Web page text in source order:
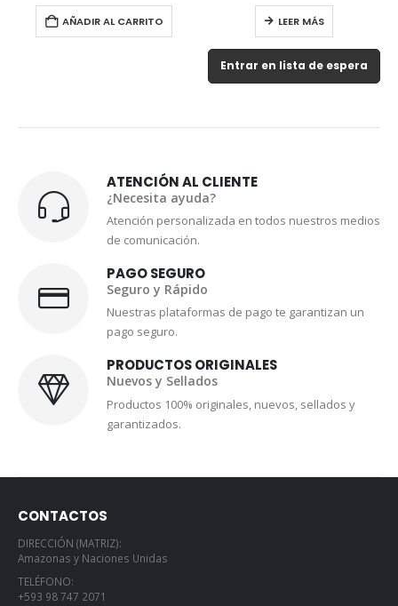
AÑADIR AL CARRITO LEER MÁS
Entrar en lista de espera
ATENCIÓN AL CLIENTE
¿Necesita ayuda?
Atención personalizada en todos nuestros medios
de comunicación.
PAGO SEGURO
Seguro y Rápido
Nuestras plataformas de pago te garantizan un
pago seguro.
PRODUCTOS ORIGINALES
Nuevos y Sellados
Productos 100% originales, nuevos, sellados y
garantizados.
CONTACTOS
DIRECCIÓN (MATRIZ):
Amazonas y Naciones Unidas
TELÉFONO:
+593 98 747 2071